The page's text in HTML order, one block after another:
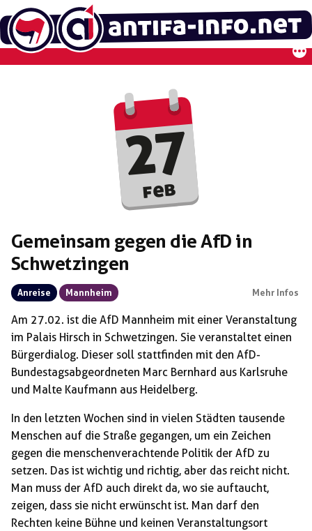
Zum
Inhalt
springen
feb
27
Gemeinsam gegen die AfD in
Schwetzingen
Anreise Mannheim Mehr Infos
Am 27.02. ist die AfD Mannheim mit einer Veranstaltung
im Palais Hirsch in Schwetzingen. Sie veranstaltet einen
Bürgerdialog. Dieser soll stattfinden mit den AfD-
Bundestagsabgeordneten Marc Bernhard aus Karlsruhe
und Malte Kaufmann aus Heidelberg.
In den letzten Wochen sind in vielen Städten tausende
Menschen auf die Straße gegangen, um ein Zeichen
gegen die menschenverachtende Politik der AfD zu
setzen. Das ist wichtig und richtig, aber das reicht nicht.
Man muss der AfD auch direkt da, wo sie auftaucht,
zeigen, dass sie nicht erwünscht ist. Man darf den
Rechten keine Bühne und keinen Veranstaltungsort